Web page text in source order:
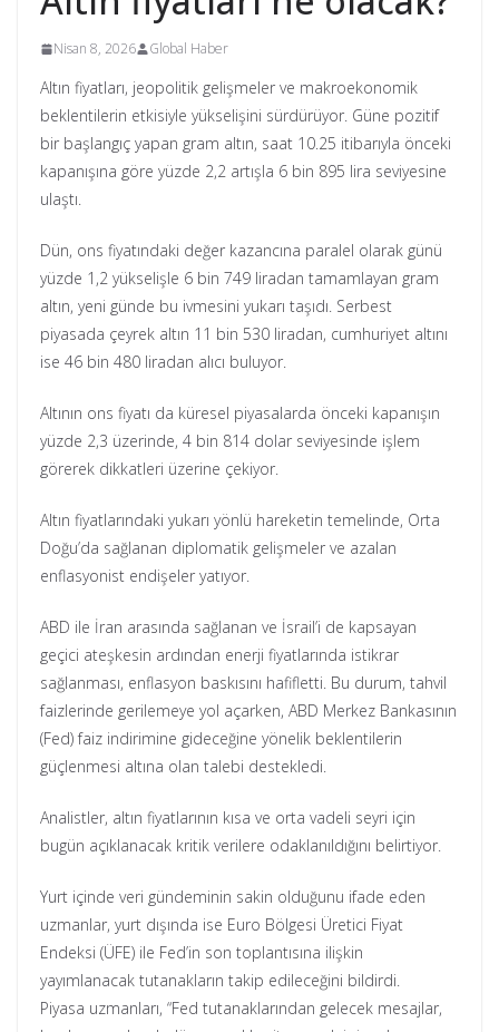
Nisan 8, 2026 Global Haber
Altın fiyatları, jeopolitik gelişmeler ve makroekonomik
beklentilerin etkisiyle yükselişini sürdürüyor. Güne pozitif
bir başlangıç yapan gram altın, saat 10.25 itibarıyla önceki
kapanışına göre yüzde 2,2 artışla 6 bin 895 lira seviyesine
ulaştı.
Dün, ons fiyatındaki değer kazancına paralel olarak günü
yüzde 1,2 yükselişle 6 bin 749 liradan tamamlayan gram
altın, yeni günde bu ivmesini yukarı taşıdı. Serbest
piyasada çeyrek altın 11 bin 530 liradan, cumhuriyet altını
ise 46 bin 480 liradan alıcı buluyor.
Altının ons fiyatı da küresel piyasalarda önceki kapanışın
yüzde 2,3 üzerinde, 4 bin 814 dolar seviyesinde işlem
görerek dikkatleri üzerine çekiyor.
Altın fiyatlarındaki yukarı yönlü hareketin temelinde, Orta
Doğu’da sağlanan diplomatik gelişmeler ve azalan
enflasyonist endişeler yatıyor.
ABD ile İran arasında sağlanan ve İsrail’i de kapsayan
geçici ateşkesin ardından enerji fiyatlarında istikrar
sağlanması, enflasyon baskısını hafifletti. Bu durum, tahvil
faizlerinde gerilemeye yol açarken, ABD Merkez Bankasının
(Fed) faiz indirimine gideceğine yönelik beklentilerin
güçlenmesi altına olan talebi destekledi.
Analistler, altın fiyatlarının kısa ve orta vadeli seyri için
bugün açıklanacak kritik verilere odaklanıldığını belirtiyor.
Yurt içinde veri gündeminin sakin olduğunu ifade eden
uzmanlar, yurt dışında ise Euro Bölgesi Üretici Fiyat
Endeksi (ÜFE) ile Fed’in son toplantısına ilişkin
yayımlanacak tutanakların takip edileceğini bildirdi.
Piyasa uzmanları, “Fed tutanaklarından gelecek mesajlar,